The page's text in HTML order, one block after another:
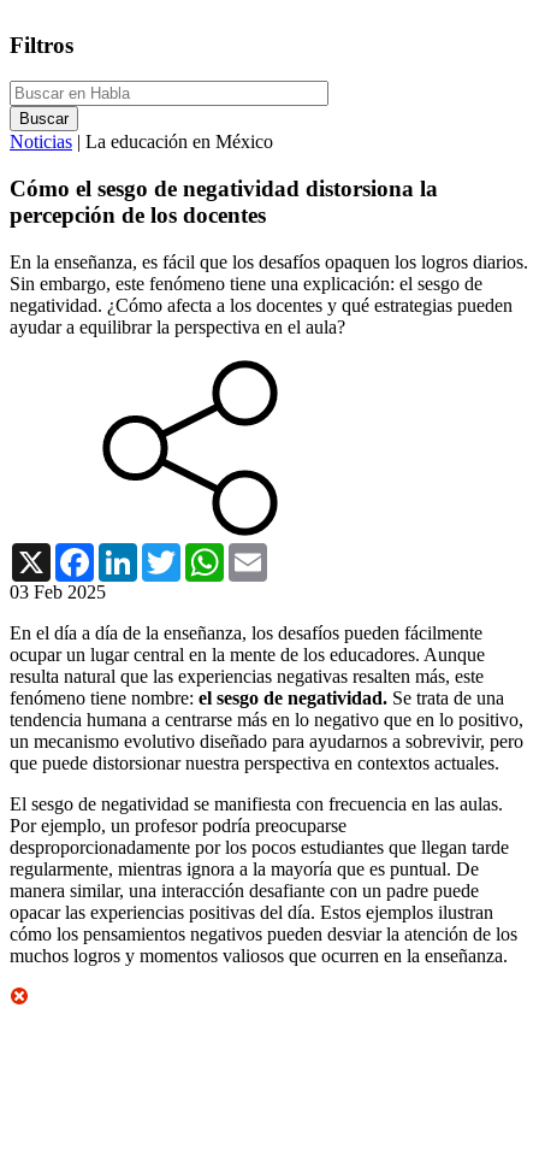
Filtros
Noticias | La educación en México
Cómo el sesgo de negatividad distorsiona la
percepción de los docentes
En la enseñanza, es fácil que los desafíos opaquen los logros diarios.
Sin embargo, este fenómeno tiene una explicación: el sesgo de
negatividad. ¿Cómo afecta a los docentes y qué estrategias pueden
ayudar a equilibrar la perspectiva en el aula?
X FacebookLinkedInTwitterWhatsApp
03 Feb 2025
En el día a día de la enseñanza, los desafíos pueden fácilmente
ocupar un lugar central en la mente de los educadores. Aunque
resulta natural que las experiencias negativas resalten más, este
fenómeno tiene nombre: el sesgo de negatividad. Se trata de una
tendencia humana a centrarse más en lo negativo que en lo positivo,
un mecanismo evolutivo diseñado para ayudarnos a sobrevivir, pero
que puede distorsionar nuestra perspectiva en contextos actuales.
El sesgo de negatividad se manifiesta con frecuencia en las aulas.
Por ejemplo, un profesor podría preocuparse
desproporcionadamente por los pocos estudiantes que llegan tarde
regularmente, mientras ignora a la mayoría que es puntual. De
manera similar, una interacción desafiante con un padre puede
opacar las experiencias positivas del día. Estos ejemplos ilustran
cómo los pensamientos negativos pueden desviar la atención de los
muchos logros y momentos valiosos que ocurren en la enseñanza.